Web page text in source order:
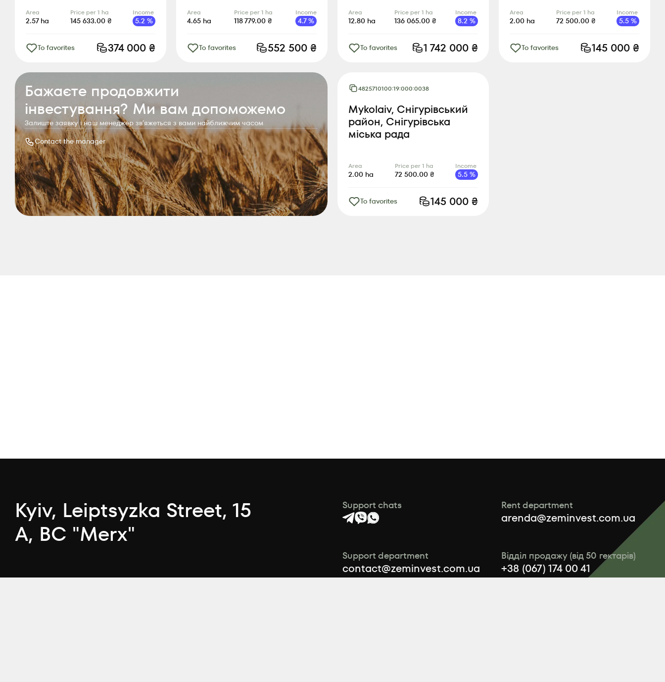
Area
2.57 ha
Price per 1 ha
145 633.00₴
Income
5.2 %
To favorites 374 000 ₴
Area
4.65 ha
Price per 1 ha
118 779.00 ₴
Income
4.7%
To favorites 552 500 ₴
Area
12.80 ha
Price per 1 ha
136 065.00 ₴
Income
8.2 %
To favorites 1 742 000 ₴
Area
2.00 ha
Price per 1 ha
72 500.00₴
Income
5.5 %
To favorites 145 000 ₴
Бажаєте продовжити
інвестування? Ми вам допоможемо
Залиште заявку і наш менеджер звʼяжеться з вами найближчим часом
Contact the manager
4825710100:19:000:0038
Mykolaiv, Снігурівський
район, Снігурівська
міська рада
Area
2.00 ha
Price per 1 ha
72 500.00₴
Income
5.5 %
To favorites 145 000 ₴
Kyiv, Leiptsyzka Street, 15
А, BC "Merx"
TelegramYoutubeLinkedInInstagramFacebook
Support chats Rent department
arenda@zeminvest.com.ua
Support department
contact@zeminvest.com.ua
Відділ продажу (від 50 гектарів)
+38 (067) 174 00 41